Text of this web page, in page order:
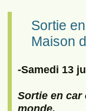
Sortie
Maison
-Samedi 13
Sortie en car